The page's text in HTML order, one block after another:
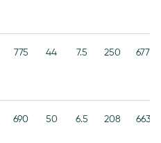
775 44 7.5 250 677
690 50 6.5 208 663